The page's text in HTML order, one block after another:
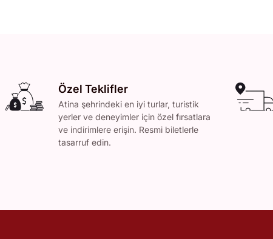
Özel Teklifler
Atina şehrindeki en iyi turlar, turistik
yerler ve deneyimler için özel fırsatlara
ve indirimlere erişin. Resmi biletlerle
tasarruf edin.